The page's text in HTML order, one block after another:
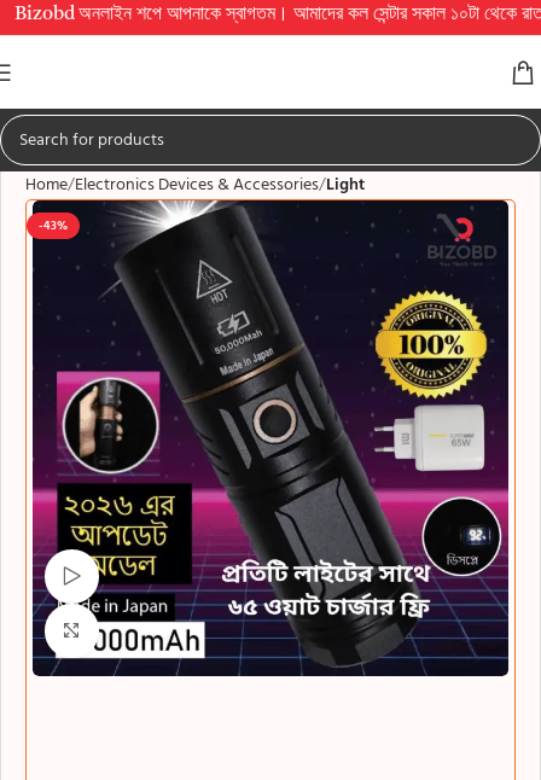
অনলাইন শপে আপনাকে স্বাগতম। আমাদের কল সেন্টার সকাল ১০টা থেকে রাত ১০টা
Home Electronics Devices & Accessories Light
-43%
Watch video
Click to enlarge